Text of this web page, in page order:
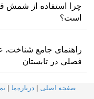
چرا استفاده از شمش
است؟
راهنمای جامع شناخت،
فصلی در تابستان
صفحه اصلی | درباره‌ما |